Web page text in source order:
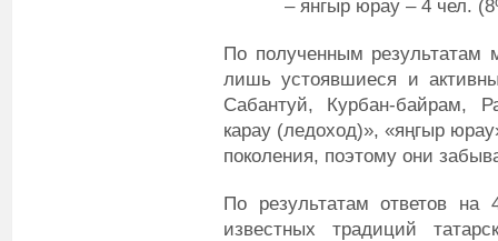
– янгыр юрау – 4 чел.
По полученным результатам
лишь устоявшиеся и
Сабантуй, Курбан-байрам,
карау (ледоход)», «яңгыр
поколения, поэтому они
По результатам ответов
известных традиций